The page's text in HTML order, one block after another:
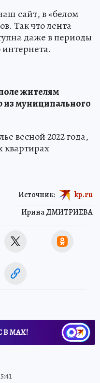
сайт, в «белом
Так что лента
даже в периоды
жителям
из муниципального
весной 2022 года,
квартирах
Ирина ДМИТРИЕВА
Источник: kp.ru
В МАХ!